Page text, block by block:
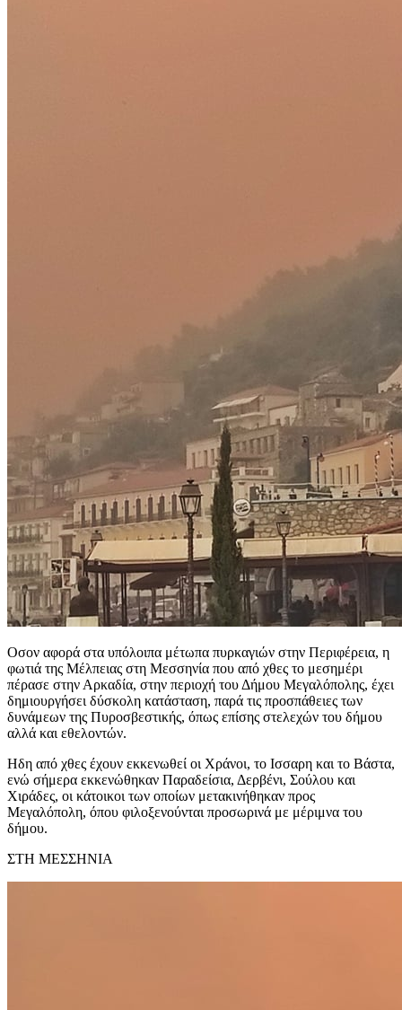
Οσον αφορά στα υπόλοιπα μέτωπα πυρκαγιών στην Περιφέρεια, η
φωτιά της Μέλπειας στη Μεσσηνία που από χθες το μεσημέρι
πέρασε στην Αρκαδία, στην περιοχή του Δήμου Μεγαλόπολης, έχει
δημιουργήσει δύσκολη κατάσταση, παρά τις προσπάθειες των
δυνάμεων της Πυροσβεστικής, όπως επίσης στελεχών του δήμου
αλλά και εθελοντών.
Ηδη από χθες έχουν εκκενωθεί οι Χράνοι, το Ισσαρη και το Βάστα,
ενώ σήμερα εκκενώθηκαν Παραδείσια, Δερβένι, Σούλου και
Χιράδες, οι κάτοικοι των οποίων μετακινήθηκαν προς
Μεγαλόπολη, όπου φιλοξενούνται προσωρινά με μέριμνα του
δήμου.
ΣΤΗ ΜΕΣΣΗΝΙΑ